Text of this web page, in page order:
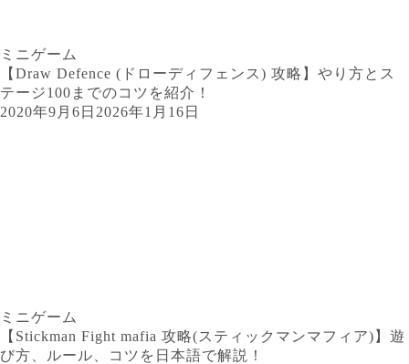
ミニゲーム
【Draw Defence (ドローディフェンス) 攻略】やり方とス
テージ100までのコツを紹介！
2020年9月6日 2026年1月16日
ミニゲーム
【Stickman Fight mafia 攻略(スティックマンマフィア)】遊
び方、ルール、コツを日本語で解説！